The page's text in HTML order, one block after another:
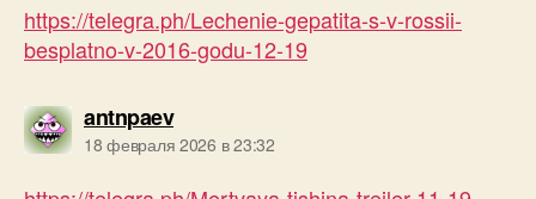
https://telegra.ph/Lechenie-gepatita-s-v-rossii-
besplatno-v-2016-godu-12-19
antnpaevпишет:
18 февраля 2026 в 23:32